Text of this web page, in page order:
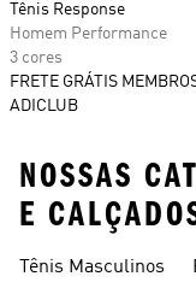
Tênis Response
Homem Performance
3 cores
FRETE GRÁTIS
ADICLUB
NOSSAS
E
Tênis Masculinos